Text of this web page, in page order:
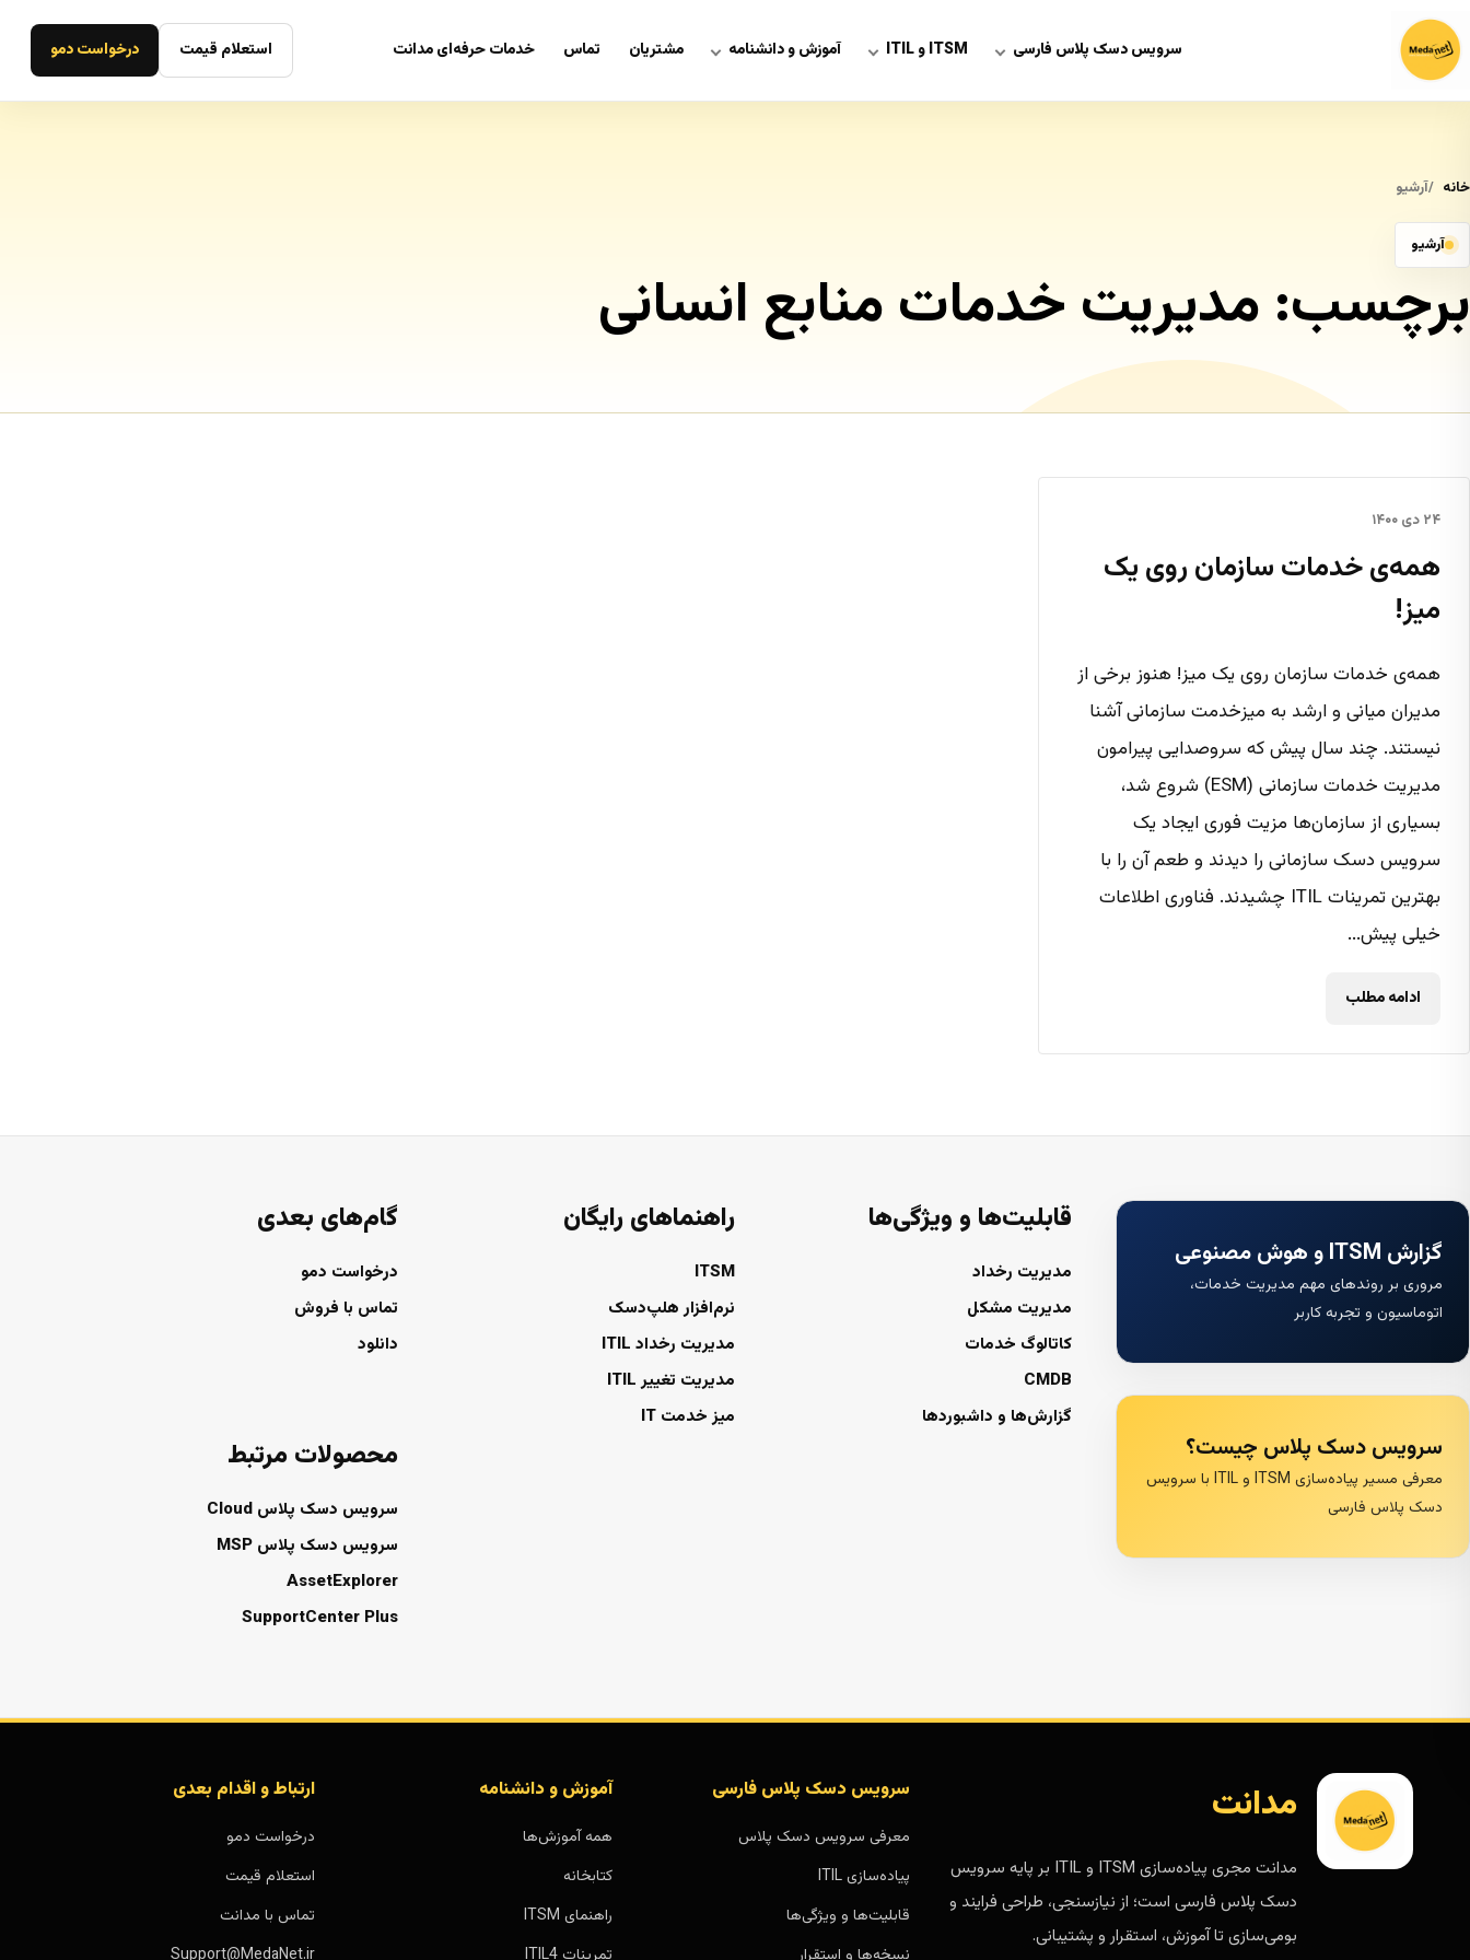
سرویس دسک پلاس فارسی ITSM و ITIL آموزش و دانشنامه مشتریان تماس خدمات حرفه‌ای مدانت استعلام قیمت درخواست دمو
خانه آرشیو
آرشیو
برچسب: مدیریت خدمات منابع انسانی
۲۴ دی ۱۴۰۰
همه‌ی خدمات سازمان روی یک
میز!
همه‌ی خدمات سازمان روی یک میز! هنوز برخی از
مدیران میانی و ارشد به میزخدمت سازمانی آشنا
نیستند. چند سال پیش که سروصدایی پیرامون
مدیریت خدمات سازمانی (ESM) شروع شد،
بسیاری از سازمان‌ها مزیت فوری ایجاد یک
سرویس دسک سازمانی را دیدند و طعم آن را با
بهترین تمرینات ITIL چشیدند. فناوری اطلاعات
خیلی پیش...
ادامه مطلب
گزارش ITSM و هوش مصنوعی
مروری بر روندهای مهم مدیریت خدمات،
اتوماسیون و تجربه کاربر
سرویس دسک پلاس چیست؟
معرفی مسیر پیاده‌سازی ITSM و ITIL با سرویس
دسک پلاس فارسی
قابلیت‌ها و ویژگی‌ها
مدیریت رخداد
مدیریت مشکل
کاتالوگ خدمات
CMDB
گزارش‌ها و داشبوردها
راهنماهای رایگان
ITSM
نرم‌افزار هلپ‌دسک
مدیریت رخداد ITIL
مدیریت تغییر ITIL
میز خدمت IT
گام‌های بعدی
درخواست دمو
تماس با فروش
دانلود
محصولات مرتبط
سرویس دسک پلاس Cloud
سرویس دسک پلاس MSP
AssetExplorer
SupportCenter Plus
مدانت
مدانت مجری پیاده‌سازی ITSM و ITIL بر پایه سرویس
دسک پلاس فارسی است؛ از نیازسنجی، طراحی فرایند و
بومی‌سازی تا آموزش، استقرار و پشتیبانی.
سرویس دسک پلاس فارسی
معرفی سرویس دسک پلاس
پیاده‌سازی ITIL
قابلیت‌ها و ویژگی‌ها
آموزش و دانشنامه
همه آموزش‌ها
کتابخانه
راهنمای ITSM
ارتباط و اقدام بعدی
درخواست دمو
استعلام قیمت
تماس با مدانت